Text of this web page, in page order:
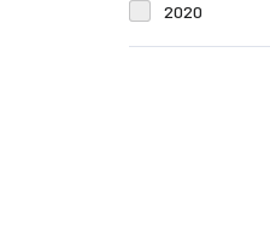
2020